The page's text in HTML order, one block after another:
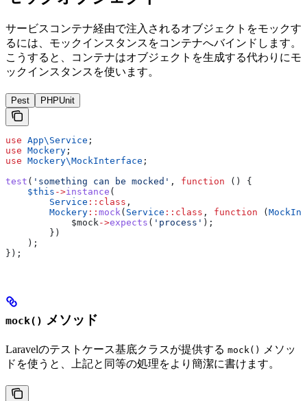
サービスコンテナ経由で注入されるオブジェクトをモックす
るには、モックインスタンスをコンテナへバインドします。
こうすると、コンテナはオブジェクトを生成する代わりにモ
ックインスタンスを使います。
Pest PHPUnit
use App\ Service ;
use Mockery ;
use Mockery\MockInterface ;
test ( 'something can be mocked' , function () {
    $this
->instance (
        Service
:: class ,
        Mockery
:: mock ( Service :: class , function (
            $mock
->expects ( 'process' );
        })
    );
});
mock() メソッド
Laravelのテストケース基底クラスが提供する mock()
メソッ
ドを使うと、上記と同等の処理をより簡潔に書けます。